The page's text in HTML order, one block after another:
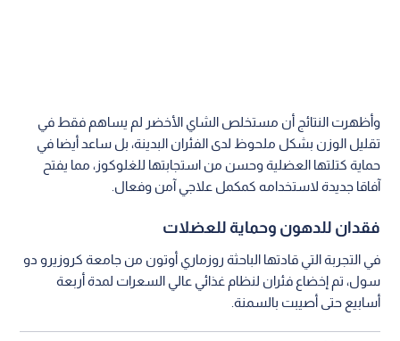
وأظهرت النتائج أن مستخلص الشاي الأخضر لم يساهم فقط في
تقليل الوزن بشكل ملحوظ لدى الفئران البدينة، بل ساعد أيضا في
حماية كتلتها العضلية وحسن من استجابتها للغلوكوز، مما يفتح
آفاقا جديدة لاستخدامه كمكمل علاجي آمن وفعال.
فقدان للدهون وحماية للعضلات
في التجربة التي قادتها الباحثة روزماري أوتون من جامعة كروزيرو دو
سول، تم إخضاع فئران لنظام غذائي عالي السعرات لمدة أربعة
أسابيع حتى أصيبت بالسمنة.